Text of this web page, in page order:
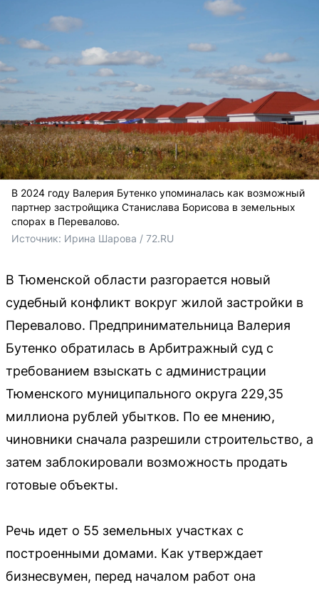
В 2024 году Валерия Бутенко упоминалась как возможный
партнер застройщика Станислава Борисова в земельных
спорах в Перевалово.
Источник: Ирина Шарова / 72.RU
В Тюменской области разгорается новый
судебный конфликт вокруг жилой застройки в
Перевалово. Предпринимательница Валерия
Бутенко обратилась в Арбитражный суд с
требованием взыскать с администрации
Тюменского муниципального округа 229,35
миллиона рублей убытков. По ее мнению,
чиновники сначала разрешили строительство, а
затем заблокировали возможность продать
готовые объекты.
Речь идет о 55 земельных участках с
построенными домами. Как утверждает
бизнесвумен, перед началом работ она